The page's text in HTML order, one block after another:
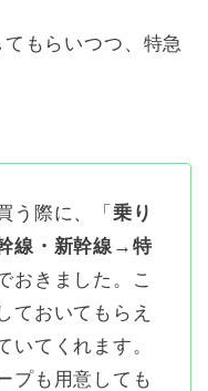
もらいつつ、特急
う際に、「乗り
線・新幹線→特
おきました。こ
ておいてもらえ
いてくれます。
プも用意しても